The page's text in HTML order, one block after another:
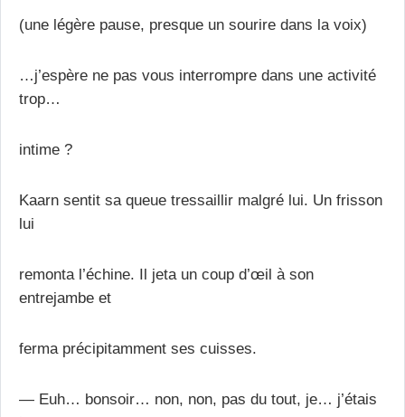
(une légère pause, presque un sourire dans la voix)
…j’espère ne pas vous interrompre dans une activité
trop…
intime ?
Kaarn sentit sa queue tressaillir malgré lui. Un frisson
lui
remonta l’échine. Il jeta un coup d’œil à son
entrejambe et
ferma précipitamment ses cuisses.
— Euh… bonsoir… non, non, pas du tout, je… j’étais